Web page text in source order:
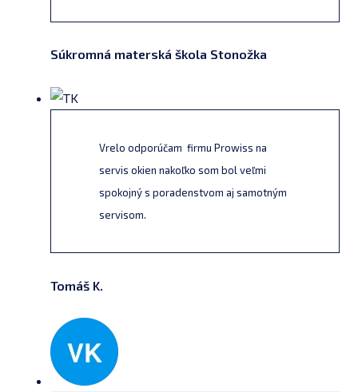
Súkromná materská škola Stonožka
Vrelo odporúčam firmu Prowiss na
servis okien nakoľko som bol veľmi
spokojný s poradenstvom aj samotným
servisom.
Tomáš K.